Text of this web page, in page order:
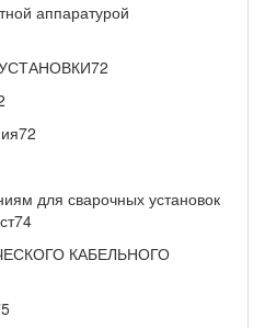
аппаратурой
для сварочных установок
КАБЕЛЬНОГО